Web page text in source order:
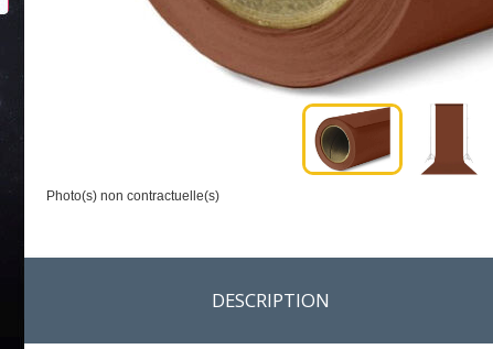
Photo(s) non contractuelle(s)
DESCRIPTION